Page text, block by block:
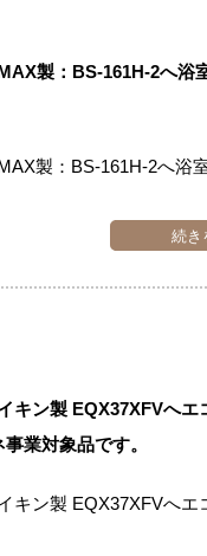
製：BS-161H-2へ浴
製：BS-161H-2へ浴
続き
キン製 EQX37XFVへエ
業対象品です。
キン製 EQX37XFVへエ